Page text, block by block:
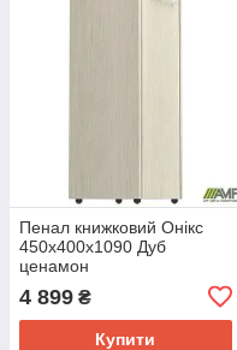
Пенал книжковий Онікс
450х400х1090 Дуб
ценамон
4 899 ₴
Купити